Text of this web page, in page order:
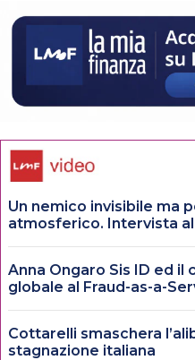
Un nemico invisibile ma
atmosferico. Intervista
Anna Ongaro Sis ID ed
globale al Fraud-as-a-
Cottarelli smaschera
stagnazione italiana